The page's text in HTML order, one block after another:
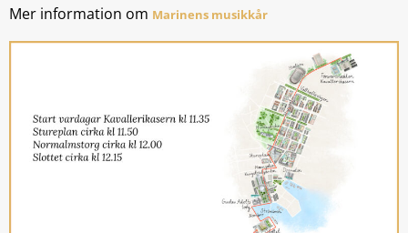
Mer information om Marinens musikkår